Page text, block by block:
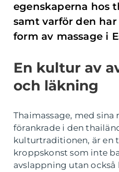
egenskaperna hos
samt varför den
form av massage i
En kultur av
och läkning
Thaimassage, med
förankrade i den
kulturtraditionen, är en
kroppskonst som inte
avslappning utan också